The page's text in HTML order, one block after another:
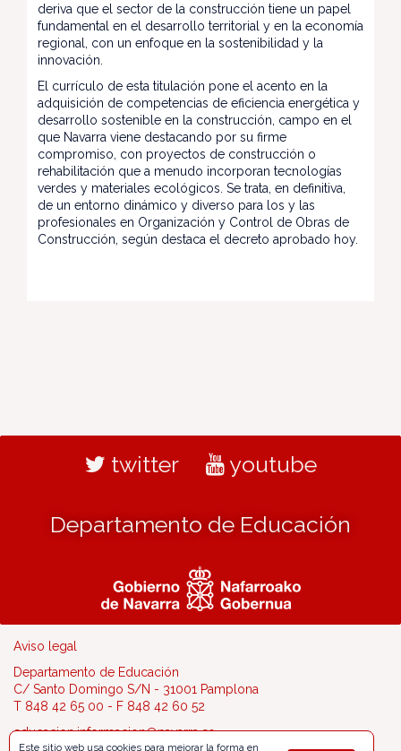
deriva que el sector de la construcción tiene un papel
fundamental en el desarrollo territorial y en la economía
regional, con un enfoque en la sostenibilidad y la
innovación.
El currículo de esta titulación pone el acento en la
adquisición de competencias de eficiencia energética y
desarrollo sostenible en la construcción, campo en el
que Navarra viene destacando por su firme
compromiso, con proyectos de construcción o
rehabilitación que a menudo incorporan tecnologías
verdes y materiales ecológicos. Se trata, en definitiva,
de un entorno dinámico y diverso para los y las
profesionales en Organización y Control de Obras de
Construcción, según destaca el decreto aprobado hoy.
twitter youtube
Departamento de Educación
Aviso legal
Departamento de Educación
C/ Santo Domingo S/N - 31001 Pamplona
T 848 42 65 00 - F 848 42 60 52
educacion.informacion@navarra.es
Este sitio web usa cookies para mejorar la forma en